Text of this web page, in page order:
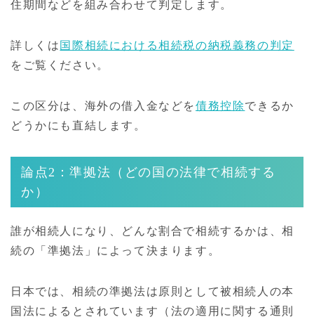
住期間などを組み合わせて判定します。
詳しくは 国際相続における相続税の納税義務の判定
をご覧ください。
この区分は、海外の借入金などを債務控除できるか
どうかにも直結します。
論点2：準拠法（どの国の法律で相続する
か）
誰が相続人になり、どんな割合で相続するかは、相
続の「準拠法」によって決まります。
日本では、相続の準拠法は原則として被相続人の本
国法によるとされています（法の適用に関する通則